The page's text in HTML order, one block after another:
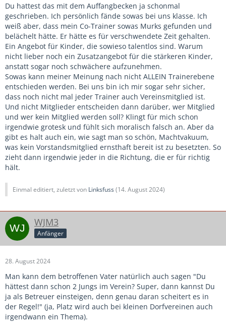
Du hattest das mit dem Auffangbecken ja schonmal
geschrieben. Ich persönlich fände sowas bei uns klasse. Ich
weiß aber, dass mein Co-Trainer sowas Murks gefunden und
belächelt hätte. Er hätte es für verschwendete Zeit gehalten.
Ein Angebot für Kinder, die sowieso talentlos sind. Warum
nicht lieber noch ein Zusatzangebot für die stärkeren Kinder,
anstatt sogar noch schwächere aufzunehmen.
Sowas kann meiner Meinung nach nicht ALLEIN Trainerebene
entschieden werden. Bei uns bin ich mir sogar sehr sicher,
dass noch nicht mal jeder Trainer auch Vereinsmitglied ist.
Und nicht Mitglieder entscheiden dann darüber, wer Mitglied
und wer kein Mitglied werden soll? Klingt für mich schon
irgendwie grotesk und fühlt sich moralisch falsch an. Aber da
gibt es halt auch ein, wie sagt man so schön, Machtvakuum,
was kein Vorstandsmitglied ernsthaft bereit ist zu besetzten. So
zieht dann irgendwie jeder in die Richtung, die er für richtig
hält.
Einmal editiert, zuletzt von Linksfuss(14. August 2024)
WJM3
Anfänger
28. August 2024
Man kann dem betroffenen Vater natürlich auch sagen "Du
hättest dann schon 2 Jungs im Verein? Super, dann kannst Du
ja als Betreuer einsteigen, denn genau daran scheitert es in
der Regel!" (ja, Platz wird auch bei kleinen Dorfvereinen auch
irgendwann ein Thema).